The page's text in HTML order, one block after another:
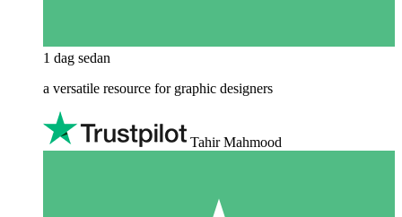
1 dag sedan
a versatile resource for graphic designers
Tahir Mahmood